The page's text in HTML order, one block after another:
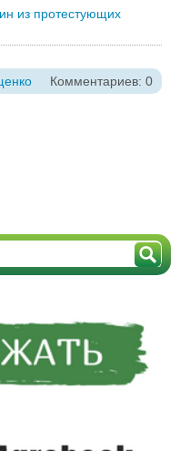
из протестующих
Комментариев: 0